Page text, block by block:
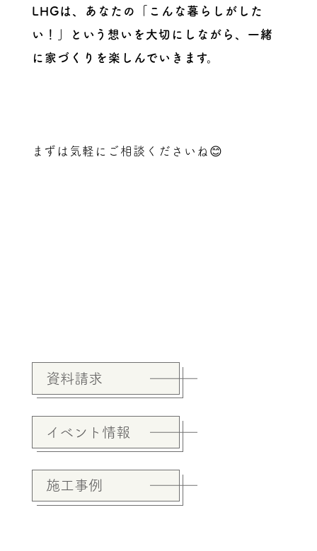
LHGは、あなたの「こんな暮らしがした
い！」という想いを大切にしながら、一緒
に家づくりを楽しんでいきます。
まずは気軽にご相談くださいね😊
資料請求
イベント情報
施工事例